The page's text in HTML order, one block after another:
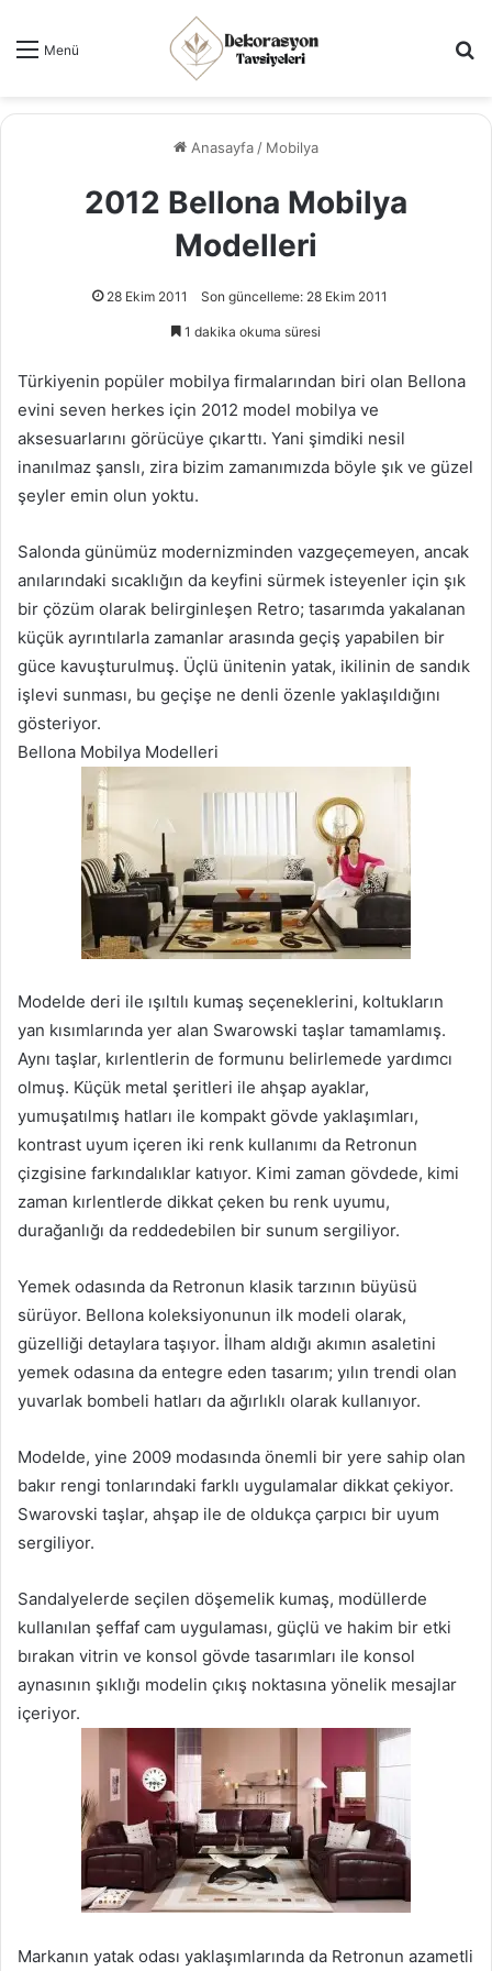
Menü
Anasayfa / Mobilya
2012 Bellona Mobilya
Modelleri
28 Ekim 2011 Son güncelleme: 28 Ekim 2011
1 dakika okuma süresi
Türkiyenin popüler mobilya firmalarından biri olan Bellona
evini seven herkes için 2012 model mobilya ve
aksesuarlarını görücüye çıkarttı. Yani şimdiki nesil
inanılmaz şanslı, zira bizim zamanımızda böyle şık ve güzel
şeyler emin olun yoktu.
Salonda günümüz modernizminden vazgeçemeyen, ancak
anılarındaki sıcaklığın da keyfini sürmek isteyenler için şık
bir çözüm olarak belirginleşen Retro; tasarımda yakalanan
küçük ayrıntılarla zamanlar arasında geçiş yapabilen bir
güce kavuşturulmuş. Üçlü ünitenin yatak, ikilinin de sandık
işlevi sunması, bu geçişe ne denli özenle yaklaşıldığını
gösteriyor.
Bellona Mobilya Modelleri
Modelde deri ile ışıltılı kumaş seçeneklerini, koltukların
yan kısımlarında yer alan Swarowski taşlar tamamlamış.
Aynı taşlar, kırlentlerin de formunu belirlemede yardımcı
olmuş. Küçük metal şeritleri ile ahşap ayaklar,
yumuşatılmış hatları ile kompakt gövde yaklaşımları,
kontrast uyum içeren iki renk kullanımı da Retronun
çizgisine farkındalıklar katıyor. Kimi zaman gövdede, kimi
zaman kırlentlerde dikkat çeken bu renk uyumu,
durağanlığı da reddedebilen bir sunum sergiliyor.
Yemek odasında da Retronun klasik tarzının büyüsü
sürüyor. Bellona koleksiyonunun ilk modeli olarak,
güzelliği detaylara taşıyor. İlham aldığı akımın asaletini
yemek odasına da entegre eden tasarım; yılın trendi olan
yuvarlak bombeli hatları da ağırlıklı olarak kullanıyor.
Modelde, yine 2009 modasında önemli bir yere sahip olan
bakır rengi tonlarındaki farklı uygulamalar dikkat çekiyor.
Swarovski taşlar, ahşap ile de oldukça çarpıcı bir uyum
sergiliyor.
Sandalyelerde seçilen döşemelik kumaş, modüllerde
kullanılan şeffaf cam uygulaması, güçlü ve hakim bir etki
bırakan vitrin ve konsol gövde tasarımları ile konsol
aynasının şıklığı modelin çıkış noktasına yönelik mesajlar
içeriyor.
Markanın yatak odası yaklaşımlarında da Retronun azametli